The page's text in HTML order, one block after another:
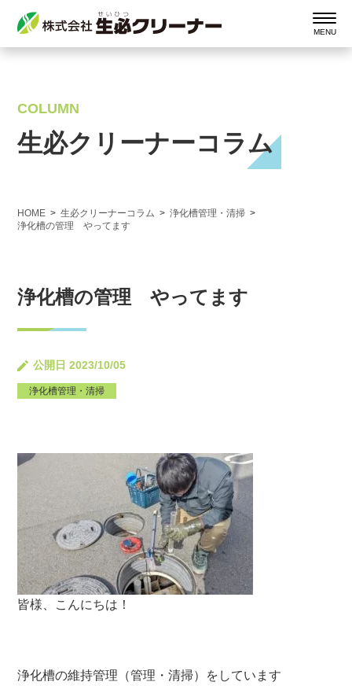
COLUMN
生必クリーナーコラム
HOME 生必クリーナーコラム
浄化槽管理・清掃
浄化槽の管理 やってます
浄化槽の管理 やってます
公開日 2023/10/05
浄化槽管理・清掃
皆様、こんにちは！
浄化槽の維持管理（管理・清掃）をしています